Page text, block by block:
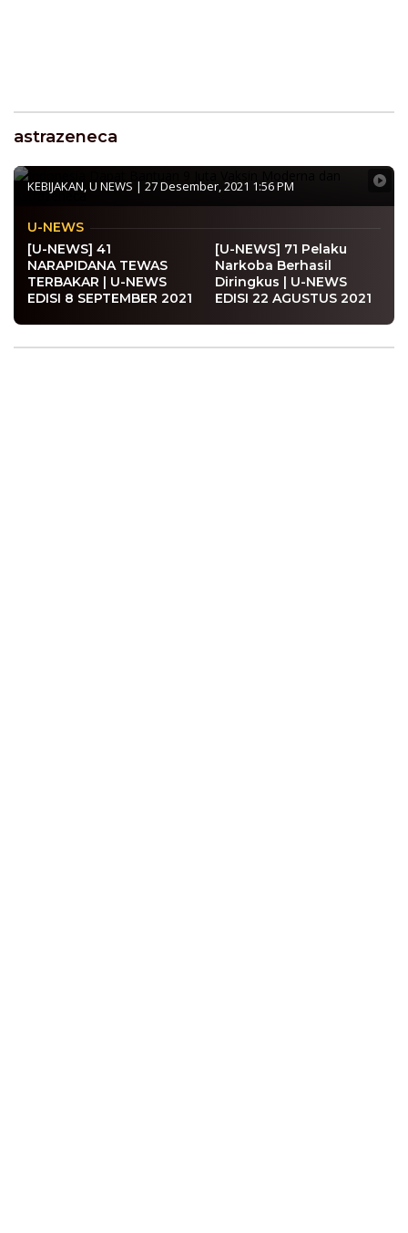
astrazeneca
[Video] Indonesia Dapat Bantuan 9 Juta
KEBIJAKAN,U NEWS | 27 Desember, 2021 1:56 PM
U-NEWS
[U-NEWS] 41
NARAPIDANA TEWAS
TERBAKAR | U-NEWS
EDISI 8 SEPTEMBER 2021
[U-NEWS] 71 Pelaku
Narkoba Berhasil
Diringkus | U-NEWS
EDISI 22 AGUSTUS 2021